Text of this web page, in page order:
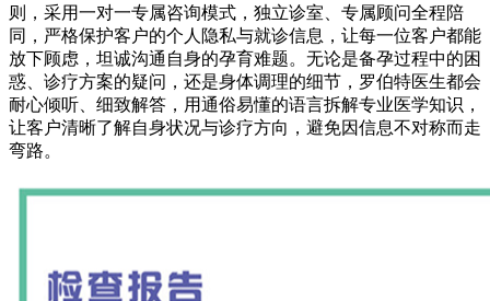
则，采用一对一专属咨询模式，独立诊室、专属顾问全程陪
同，严格保护客户的个人隐私与就诊信息，让每一位客户都能
放下顾虑，坦诚沟通自身的孕育难题。无论是备孕过程中的困
惑、诊疗方案的疑问，还是身体调理的细节，罗伯特医生都会
耐心倾听、细致解答，用通俗易懂的语言拆解专业医学知识，
让客户清晰了解自身状况与诊疗方向，避免因信息不对称而走
弯路。